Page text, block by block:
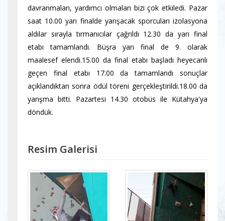
davranmaları, yardımcı olmaları bizi çok etkiledi. Pazar
saat 10.00 yarı finalde yarışacak sporcuları izolasyona
aldılar sırayla tırmanıcılar çağrıldı 12.30 da yarı final
etabı tamamlandı. Büşra yarı final de 9. olarak
maalesef elendi.15.00 da final etabı başladı heyecanlı
geçen final etabı 17.00 da tamamlandı sonuçlar
açıklandıktan sonra ödül töreni gerçekleştirildi.18.00 da
yarışma bitti. Pazartesi 14.30 otobüs ile Kütahya'ya
döndük.
Resim Galerisi